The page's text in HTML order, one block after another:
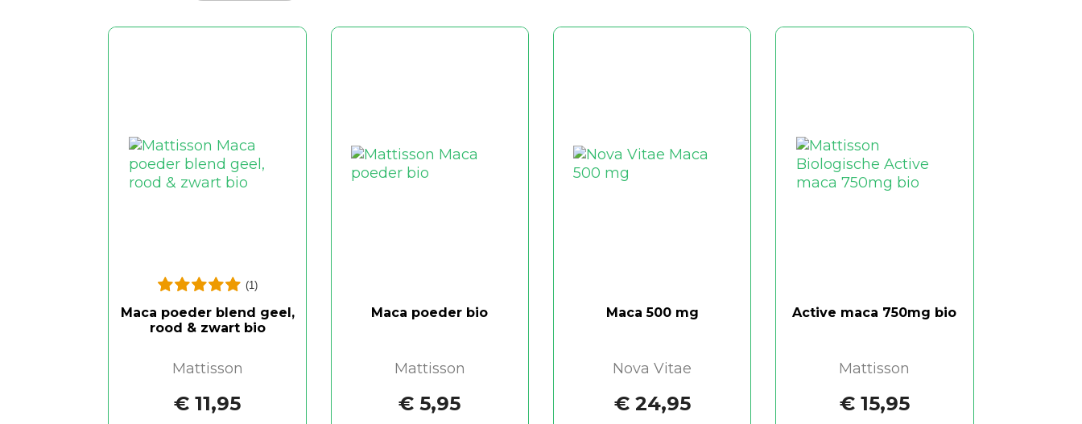
Maca poeder blend geel,
rood & zwart bio
Mattisson
€ 11,95
(1)
Maca poeder bio
Mattisson
€ 5,95
Maca 500 mg
Nova Vitae
€ 24,95
Active maca 750mg bio
Mattisson
€ 15,95